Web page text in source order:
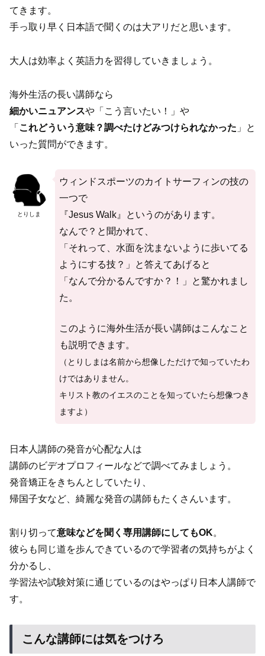
てきます。
手っ取り早く日本語で聞くのは大アリだと思います。
大人は効率よく英語力を習得していきましょう。
海外生活の長い講師なら
細かいニュアンスや「こう言いたい！」や
「 これどういう意味？調べたけどみつけられなかった 」と
いった質問ができます。
とりしま
ウィンドスポーツのカイトサーフィンの技の
一つで
『Jesus Walk』というのがあります。
なんで？と聞かれて、
「それって、水面を沈まないように歩いてる
ようにする技？」と答えてあげると
「なんで分かるんですか？！」と驚かれまし
た。
このように海外生活が長い講師はこんなこと
も説明できます。
（とりしまは名前から想像しただけで知っていたわ
けではありません。
キリスト教のイエスのことを知っていたら想像つき
ますよ）
日本人講師の発音が心配な人は
講師のビデオプロフィールなどで調べてみましょう。
発音矯正をきちんとしていたり、
帰国子女など、綺麗な発音の講師もたくさんいます。
割り切って意味などを聞く専用講師にしてもOK。
彼らも同じ道を歩んできているので学習者の気持ちがよく
分かるし、
学習法や試験対策に通じているのはやっぱり日本人講師で
す。
こんな講師には気をつけろ